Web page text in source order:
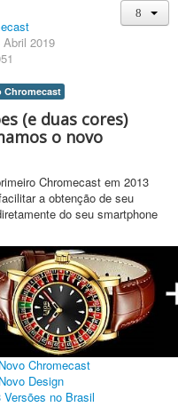
2019
Chromecast
(e duas cores)
o novo
Chromecast em 2013
a obtenção de seu
do seu smartphone
Chromecast
Design
no Brasil